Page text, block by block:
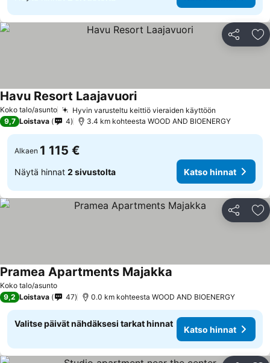
Jaa
Koko talo/asunto Hyvin varusteltu keittiö vieraiden käyttöön
Havu Resort Laajavuori
9,7 Loistava 4 3.4 km kohteesta WOOD AND BIOENERGY
Alkaen 1 115 €
Näytä hinnat 2 sivustolta Katso hinnat
Jaa
Koko talo/asunto
Pramea Apartments Majakka
9,2 Loistava 47 0.0 km kohteesta WOOD AND BIOENERGY
Valitse päivät nähdäksesi tarkat hinnat
Katso hinnat